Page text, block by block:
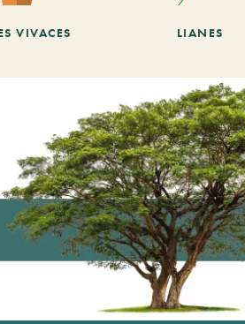
VIVACES LIANES